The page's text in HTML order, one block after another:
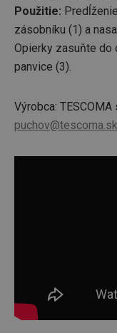
Použitie:
zásobníku (1) a
Opierky zasuňte do
panvice (3).
Výrobca: TESCOMA
puchov@tescoma.sk